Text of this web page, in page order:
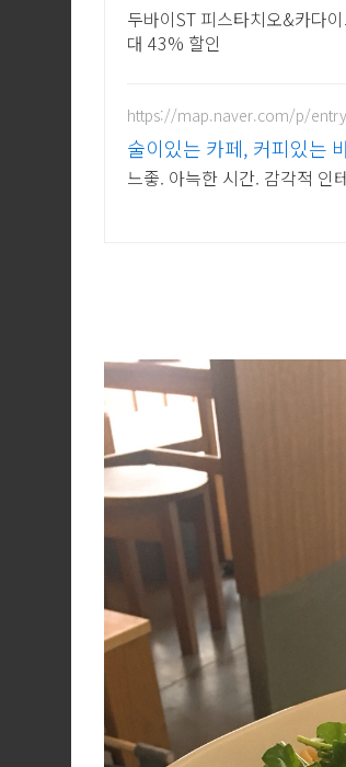
두바이ST 피스타치오&카다
대 43% 할인
https://map.naver.com/p/
술이있는 카페, 커피있는
느좋. 아늑한 시간. 감각적 인